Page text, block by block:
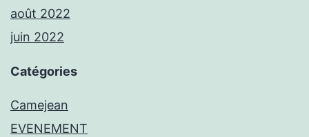
août 2022
juin 2022
Catégories
Camejean
EVENEMENT